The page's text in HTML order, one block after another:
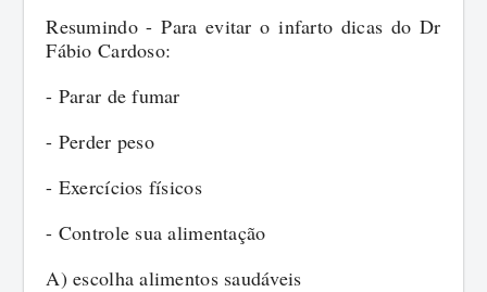
Resumindo - Para evitar o infarto dicas do Dr
Fábio Cardoso:
- Parar de fumar
- Perder peso
- Exercícios físicos
- Controle sua alimentação
A) escolha alimentos saudáveis